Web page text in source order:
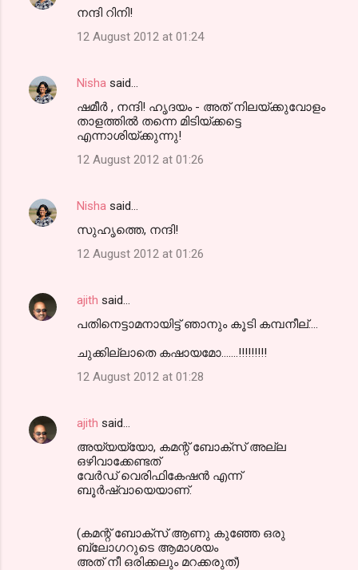
നന്ദി റിനി!
12 August 2012 at 01:24
Nisha said…
ഷമീര്‍ , നന്ദി! ഹൃദയം - അത് നിലയ്ക്കുവോളം
താളത്തില്‍ തന്നെ മിടിയ്ക്കട്ടെ
എന്നാശിയ്ക്കുന്നു!
12 August 2012 at 01:26
Nisha said…
സുഹൃത്തെ, നന്ദി!
12 August 2012 at 01:26
ajith said…
പതിനെട്ടാമനായിട്ട് ഞാനും കൂടി കമ്പനീല്....
ചുക്കില്ലാതെ കഷായമോ.......!!!!!!!!!
12 August 2012 at 01:28
ajith said…
അയ്യയ്യോ, കമന്റ് ബോക്സ് അല്ല
ഒഴിവാക്കേണ്ടത്
വേര്‍ഡ് വെരിഫികേഷന്‍ എന്ന്
ബൂര്‍ഷ്വായെയാണ്.
(കമന്റ് ബോക്സ് ആണു കുഞ്ഞേ ഒരു
ബ്ലോഗറുടെ ആമാശയം
അത് നീ ഒരിക്കലും മറക്കരുത്)